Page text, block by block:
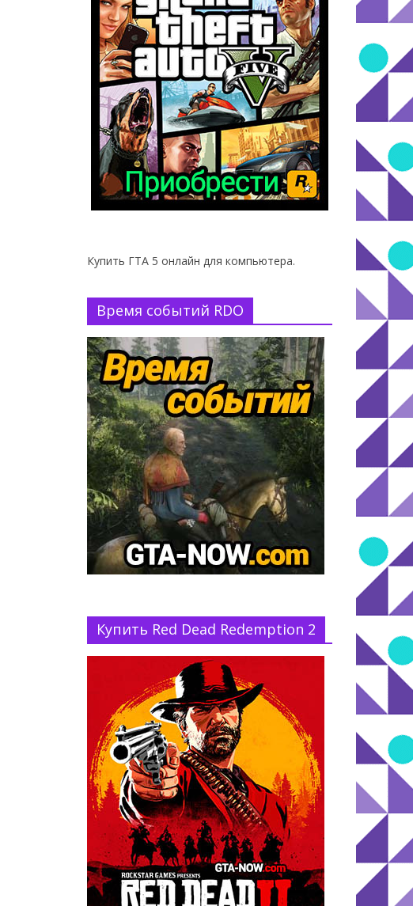
Купить ГТА 5 онлайн для компьютера.
Время событий RDO
Купить Red Dead Redemption 2